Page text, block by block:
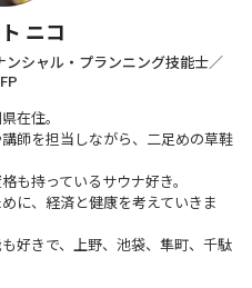
ニコ
ンシャル・プランニング技能士／
在住。
師を担当しながら、二足めの草鞋
も持っているサウナ好き。
に、経済と健康を考えていきま
好きで、上野、池袋、隼町、千駄